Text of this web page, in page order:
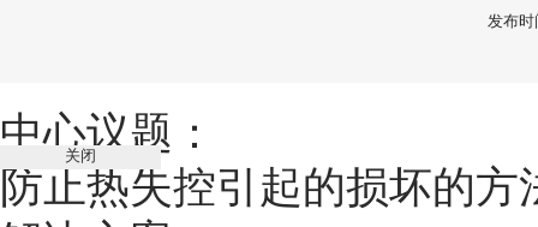
发布时
中心议题：
防止热失控引起的损坏的方
关闭